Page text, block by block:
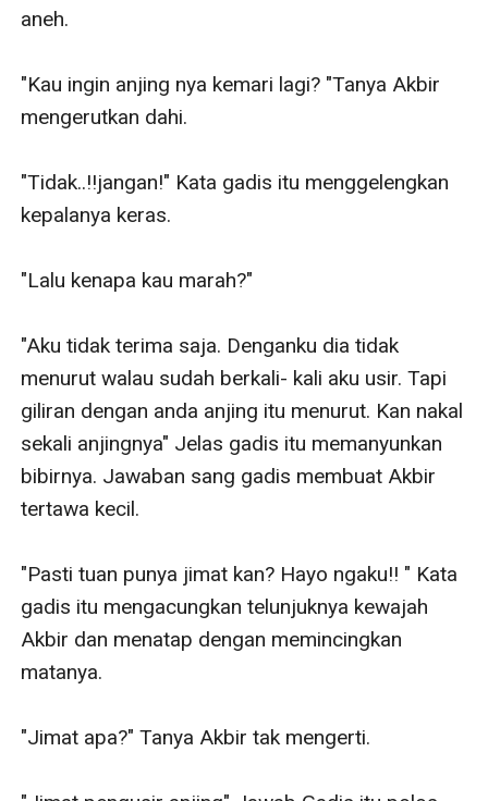
aneh.
"Kau ingin anjing nya kemari lagi? "Tanya Akbir
mengerutkan dahi.
"Tidak..!!jangan!" Kata gadis itu menggelengkan
kepalanya keras.
"Lalu kenapa kau marah?"
"Aku tidak terima saja. Denganku dia tidak
menurut walau sudah berkali- kali aku usir. Tapi
giliran dengan anda anjing itu menurut. Kan nakal
sekali anjingnya" Jelas gadis itu memanyunkan
bibirnya. Jawaban sang gadis membuat Akbir
tertawa kecil.
"Pasti tuan punya jimat kan? Hayo ngaku!! " Kata
gadis itu mengacungkan telunjuknya kewajah
Akbir dan menatap dengan memincingkan
matanya.
"Jimat apa?" Tanya Akbir tak mengerti.